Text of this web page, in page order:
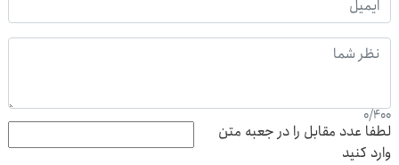
0/400
لطفا عدد مقابل را در جعبه متن
وارد کنید